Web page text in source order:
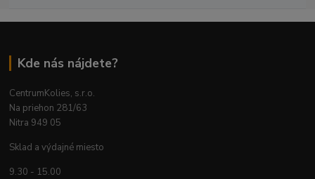
Kde nás nájdete?
CentrumKolies, s.r.o.
Na priehon 281/63
Nitra 949 05
Sklad a výdajné miesto
9.30 - 15.00